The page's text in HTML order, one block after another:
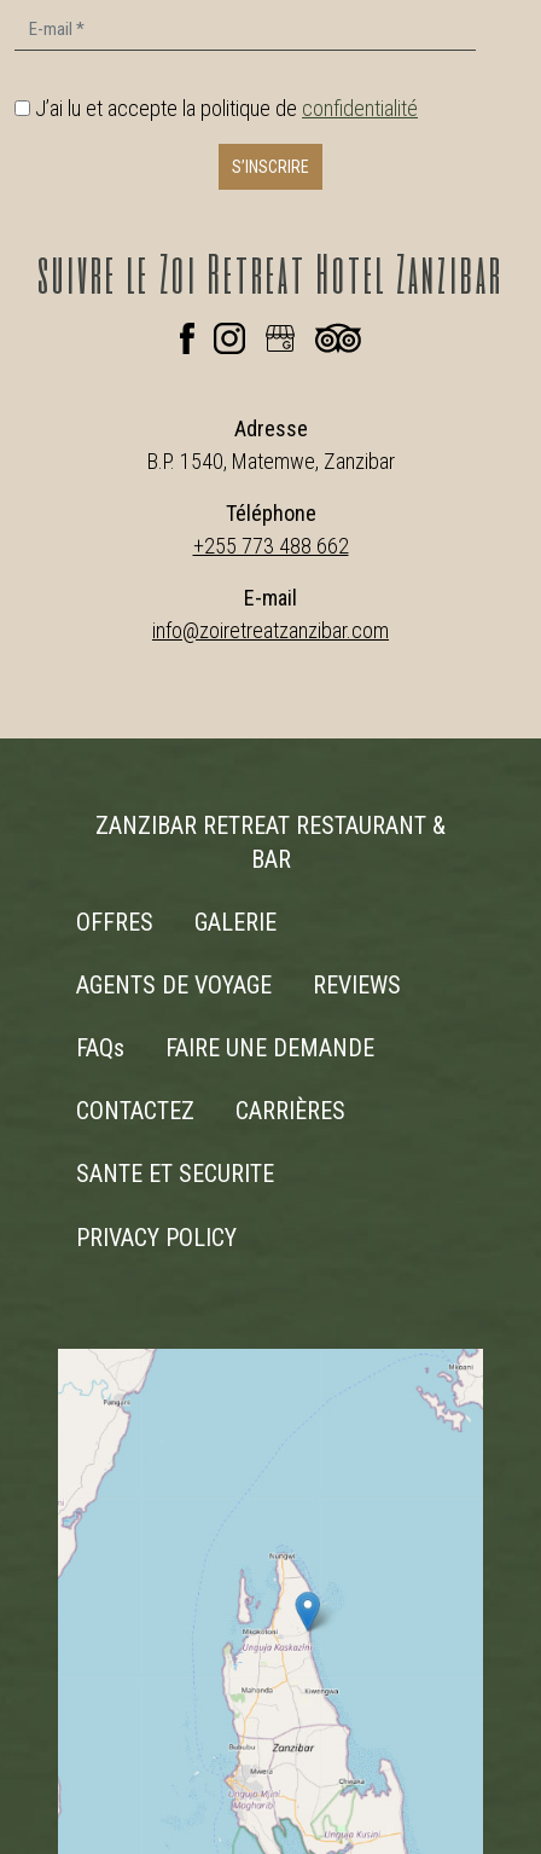
E-mail
J’ai lu et accepte la politique de confidentialité
S’INSCRIRE
suivre le Zoi Retreat Hotel Zanzibar
Adresse
B.P. 1540, Matemwe, Zanzibar
Téléphone
+255 773 488 662
E-mail
info@zoiretreatzanzibar.com
ZANZIBAR RETREAT RESTAURANT &
BAR
OFFRES GALERIE
AGENTS DE VOYAGE REVIEWS
FAQs FAIRE UNE DEMANDE
CONTACTEZ CARRIÈRES
SANTE ET SECURITE
PRIVACY POLICY